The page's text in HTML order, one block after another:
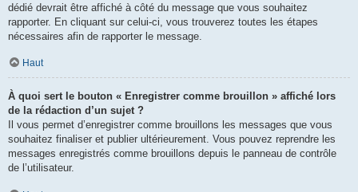
dédié devrait être affiché à côté du message que vous souhaitez
rapporter. En cliquant sur celui-ci, vous trouverez toutes les étapes
nécessaires afin de rapporter le message.
Haut
À quoi sert le bouton « Enregistrer comme brouillon » affiché lors
de la rédaction d’un sujet ?
Il vous permet d’enregistrer comme brouillons les messages que vous
souhaitez finaliser et publier ultérieurement. Vous pouvez reprendre les
messages enregistrés comme brouillons depuis le panneau de contrôle
de l’utilisateur.